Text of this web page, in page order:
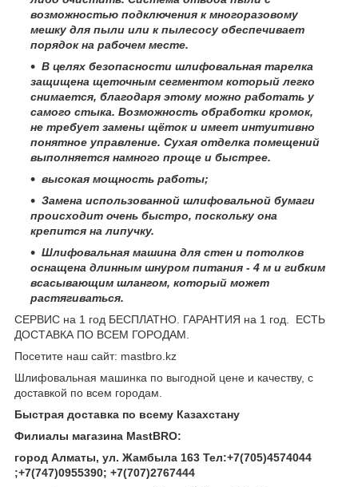
возможностью подключения к многоразовому
мешку для пыли или к пылесосу обеспечивает
порядок на рабочем месте.
В целях безопасности шлифовальная тарелка
защищена щеточным сегментом который легко
снимается, благодаря этому можно работать у
самого стыка. Возможность обработки кромок,
не требует замены щёток и имеет интуитивно
понятное управление. Сухая отделка помещений
выполняется намного проще и быстрее.
высокая мощность работы;
Замена использованной шлифовальной бумаги
происходит очень быстро, поскольку она
крепится на липучку.
Шлифовальная машина для стен и потолков
оснащена длинным шнуром питания - 4 м и гибким
всасывающим шлангом, который может
растягиваться.
СЕРВИС на 1 год БЕСПЛАТНО. ГАРАНТИЯ на 1 год. ЕСТЬ
ДОСТАВКА ПО ВСЕМ ГОРОДАМ.
Посетите наш сайт: mastbro.kz
Шлифовальная машинка по выгодной цене и качеству, с
доставкой по всем городам.
Быстрая доставка по всему Казахстану
Филиалы магазина MastBRO:
город Алматы, ул. Жамбыла 163 Тел:+7(705)4574044
;+7(747)0955390; +7(707)2767444